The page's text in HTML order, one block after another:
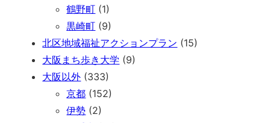
鶴野町 (1)
黒崎町 (9)
北区地域福祉アクションプラン (15)
大阪まち歩き大学 (9)
大阪以外 (333)
京都 (152)
伊勢 (2)